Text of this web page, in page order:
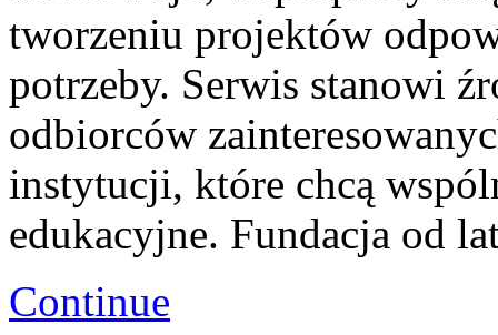
tworzeniu projektów
potrzeby. Serwis stanowi
odbiorców
instytucji, które chcą
edukacyjne. Fundacja od
Continue